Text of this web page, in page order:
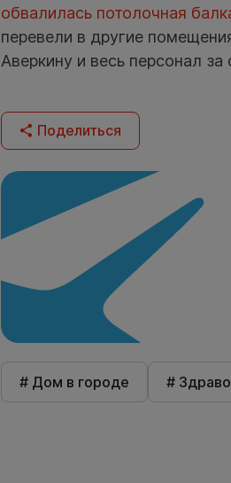
обвалилась потолочная
перевели в другие
Аверкину и весь персонал
Поделиться
# Дом в городе #